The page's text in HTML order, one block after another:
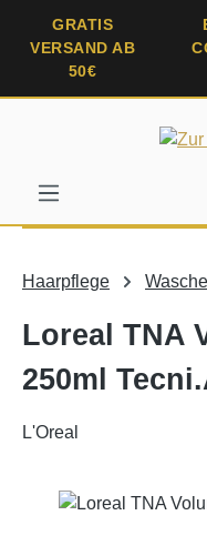
springen
GRATIS
VERSAND AB
50€
Haarpflege
Loreal TNA
250ml
L'Oreal
Bildergalerie